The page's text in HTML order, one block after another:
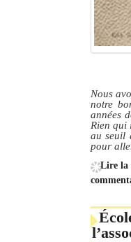
Nous
notre
années
Rien qui
au seuil
pour
Lire la